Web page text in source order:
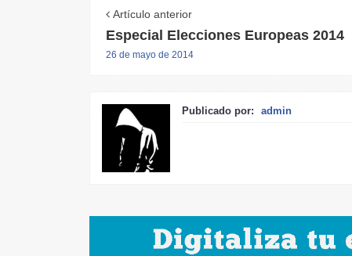
Artículo anterior
Especial Elecciones Europeas 2014
26 de mayo de 2014
Publicado por: admin